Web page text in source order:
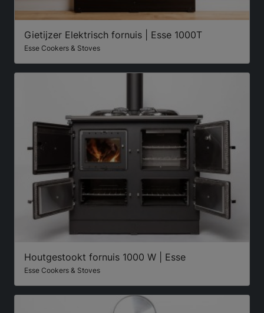
Gietijzer Elektrisch fornuis | Esse 1000T
Esse Cookers & Stoves
Houtgestookt fornuis 1000 W | Esse
Esse Cookers & Stoves